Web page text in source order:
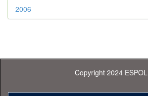
2006
Copyright 2024 ESPOL